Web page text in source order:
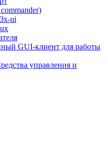
ui
GUI-клиент для работы
управления и